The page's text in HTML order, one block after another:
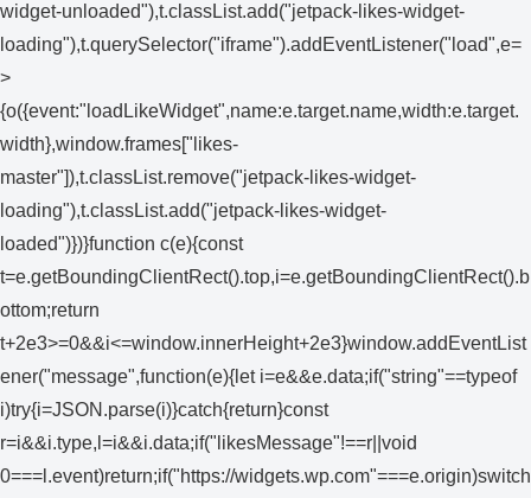
widget-unloaded"),t.classList.add("jetpack-likes-widget-
loading"),t.querySelector("iframe").addEventListener("load",e=
>
{o({event:"loadLikeWidget",name:e.target.name,width:e.target.
width},window.frames["likes-
master"]),t.classList.remove("jetpack-likes-widget-
loading"),t.classList.add("jetpack-likes-widget-
loaded")})}function c(e){const
t=e.getBoundingClientRect().top,i=e.getBoundingClientRect().b
ottom;return
t+2e3>=0&&i<=window.innerHeight+2e3}window.addEventList
ener("message",function(e){let i=e&&e.data;if("string"==typeof
i)try{i=JSON.parse(i)}catch{return}const
r=i&&i.type,l=i&&i.data;if("likesMessage"!==r||void
0===l.event)return;if("https://widgets.wp.com"===e.origin)switch